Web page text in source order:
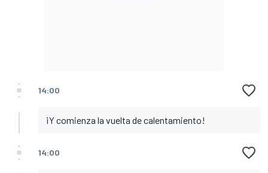
14:00
¡Y comienza la vuelta de calentamiento!
14:00